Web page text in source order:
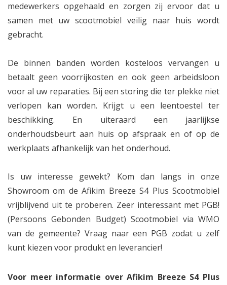
medewerkers opgehaald en zorgen zij ervoor dat u
samen met uw scootmobiel veilig naar huis wordt
gebracht.
De binnen banden worden kosteloos vervangen u
betaalt geen voorrijkosten en ook geen arbeidsloon
voor al uw reparaties. Bij een storing die ter plekke niet
verlopen kan worden. Krijgt u een leentoestel ter
beschikking. En uiteraard een jaarlijkse
onderhoudsbeurt aan huis op afspraak en of op de
werkplaats afhankelijk van het onderhoud.
Is uw interesse gewekt? Kom dan langs in onze
Showroom om de Afikim Breeze S4 Plus Scootmobiel
vrijblijvend uit te proberen. Zeer interessant met PGB!
(Persoons Gebonden Budget) Scootmobiel via WMO
van de gemeente? Vraag naar een PGB zodat u zelf
kunt kiezen voor produkt en leverancier!
Voor meer informatie over Afikim Breeze S4 Plus